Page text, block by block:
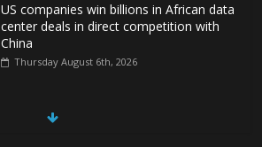
US companies win billions in African data
center deals in direct competition with
China
Thursday August 6th, 2026
China, Russia, Iran and North Korea